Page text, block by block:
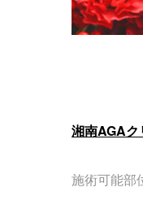
湘南AGAク
施術可能部